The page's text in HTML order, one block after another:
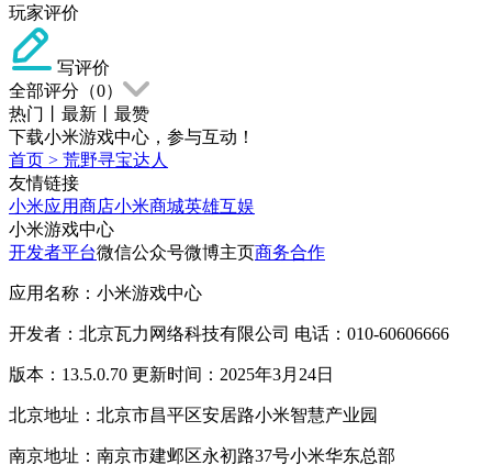
玩家评价
写评价
全部评分（0）
热门
最新
最赞
下载小米游戏中心，参与互动！
首页 > 荒野寻宝达人
友情链接
小米应用商店小米商城英雄互娱
小米游戏中心
开发者平台微信公众号微博主页商务合作
应用名称：小米游戏中心
开发者：北京瓦力网络科技有限公司 电话：010-60606666
版本：13.5.0.70 更新时间：2025年3月24日
北京地址：北京市昌平区安居路小米智慧产业园
南京地址：南京市建邺区永初路37号小米华东总部